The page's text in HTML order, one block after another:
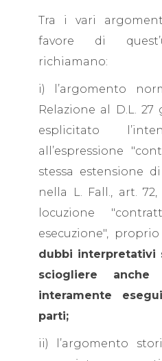
Tra i vari
favore di
richiamano:
i) l’argomento
Relazione al D.L. 27
esplicitato
all’espressione
stessa estensione
nella L. Fall., art.
locuzione
esecuzione",
dubbi interpretativi
sciogliere
interamente
parti;
ii) l’argomento